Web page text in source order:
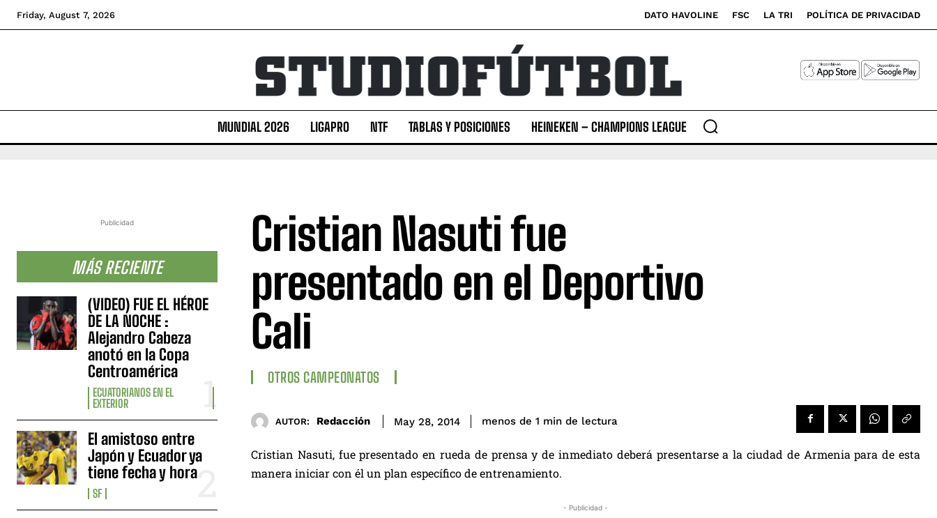
Friday, August 7, 2026 DATO HAVOLINE FSC LA TRI POLÍTICA DE PRIVACIDAD
MUNDIAL 2026 LIGAPRO NTF TABLAS Y POSICIONES HEINEKEN – CHAMPIONS LEAGUE
Publicidad
MÁS RECIENTE
(VIDEO) FUE EL HÉROE
DE LA NOCHE :
Alejandro Cabeza
anotó en la Copa
Centroamérica
ECUATORIANOS EN EL
EXTERIOR
El amistoso entre
Japón y Ecuador ya
tiene fecha y hora
SF
Cristian Nasuti fue
presentado en el Deportivo
Cali
OTROS CAMPEONATOS
AUTOR: Redacción May 28, 2014 menos de 1 min de lectura
Cristian Nasuti, fue presentado en rueda de prensa y de inmediato deberá presentarse a la ciudad de Armenia para de esta
manera iniciar con él un plan específico de entrenamiento.
- Publicidad -